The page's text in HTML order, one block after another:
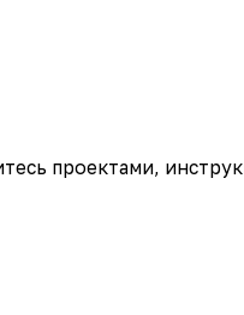
проектами,